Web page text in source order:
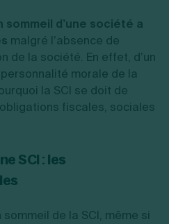
sommeil d’une société a
malgré l’absence de
de la société. En effet, d’un
morale de la
la SCI se doit de
fiscales, sociales
SCI : les
de la SCI, même si